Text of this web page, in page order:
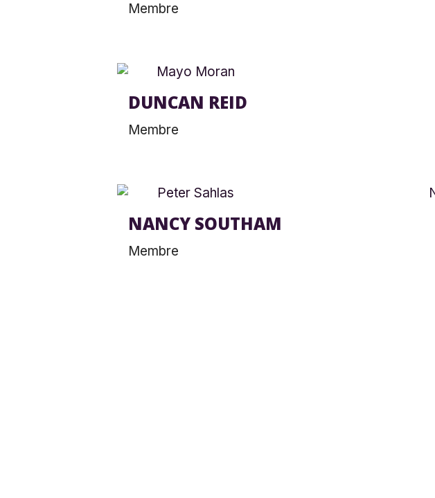
Membre
DUNCAN REID
Membre
NANCY SOUTHAM
Membre